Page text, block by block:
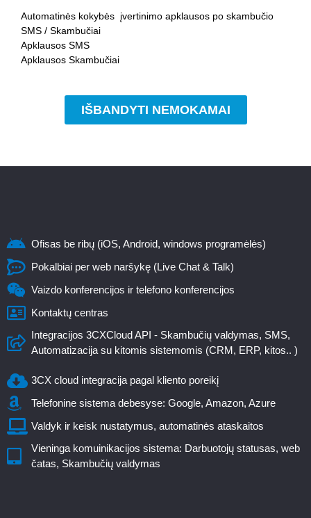
Automatinės kokybės įvertinimo apklausos po skambučio
SMS / Skambučiai
Apklausos SMS
Apklausos Skambučiai
IŠBANDYTI NEMOKAMAI
Ofisas be ribų (iOS, Android, windows programėlės)
Pokalbiai per web naršykę (Live Chat & Talk)
Vaizdo konferencijos ir telefono konferencijos
Kontaktų centras
Integracijos 3CXCloud API - Skambučių valdymas, SMS,
Automatizacija su kitomis sistemomis (CRM, ERP, kitos.. )
3CX cloud integracija pagal kliento poreikį
Telefonine sistema debesyse: Google, Amazon, Azure
Valdyk ir keisk nustatymus, automatinės ataskaitos
Vieninga komuinikacijos sistema: Darbuotojų statusas, web
čatas, Skambučių valdymas